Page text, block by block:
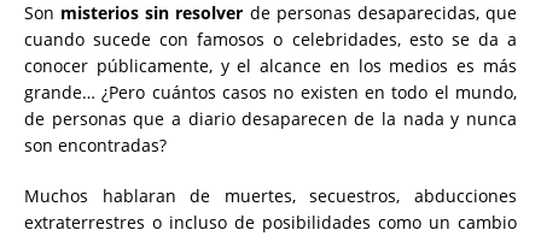
Son misterios sin resolver de personas desaparecidas, que
cuando sucede con famosos o celebridades, esto se da a
conocer públicamente, y el alcance en los medios es más
grande… ¿Pero cuántos casos no existen en todo el mundo,
de personas que a diario desaparecen de la nada y nunca
son encontradas?
Muchos hablaran de muertes, secuestros, abducciones
extraterrestres o incluso de posibilidades como un cambio